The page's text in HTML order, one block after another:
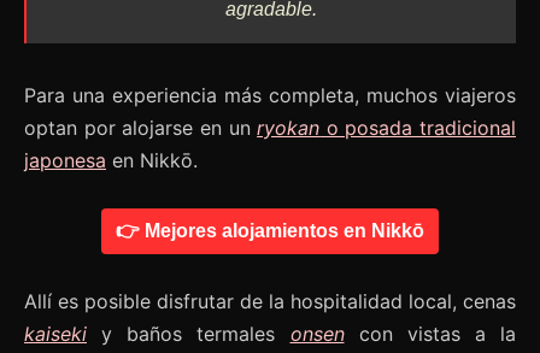
agradable.
Para una experiencia más completa, muchos viajeros
optan por alojarse en unryokan o posada tradicional
japonesa en Nikkō.
👉 Mejores alojamientos en Nikkō
Allí es posible disfrutar de la hospitalidad local, cenas
kaiseki y baños termales onsencon vistas a la